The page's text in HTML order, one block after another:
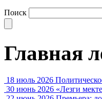
Поиск
Главная
18 июль 2026
30 июнь 2026 «Лезги